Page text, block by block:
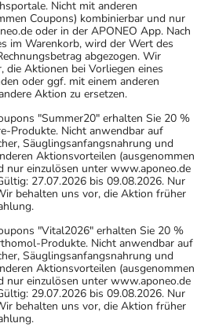
Nicht mit anderen
Coupons) kombinierbar und nur
oder in der APONEO App. Nach
im Warenkorb, wird der Wert des
abgezogen. Wir
die Aktionen bei Vorliegen eines
oder ggf. mit einem anderen
Aktion zu ersetzen.
"Summer20" erhalten Sie 20 %
Produkte. Nicht anwendbar auf
Säuglingsanfangsnahrung und
Aktionsvorteilen (ausgenommen
nur einzulösen unter www.aponeo.de
27.07.2026 bis 09.08.2026. Nur
behalten uns vor, die Aktion früher
"Vital2026" erhalten Sie 20 %
Produkte. Nicht anwendbar auf
Säuglingsanfangsnahrung und
Aktionsvorteilen (ausgenommen
nur einzulösen unter www.aponeo.de
29.07.2026 bis 09.08.2026. Nur
behalten uns vor, die Aktion früher